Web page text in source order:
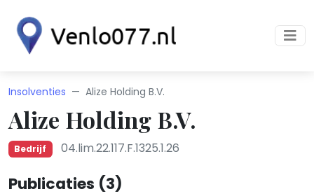
Insolventies Alize Holding B.V.
Alize Holding B.V.
Bedrijf 04.lim.22.117.F.1325.1.26
Publicaties (3)